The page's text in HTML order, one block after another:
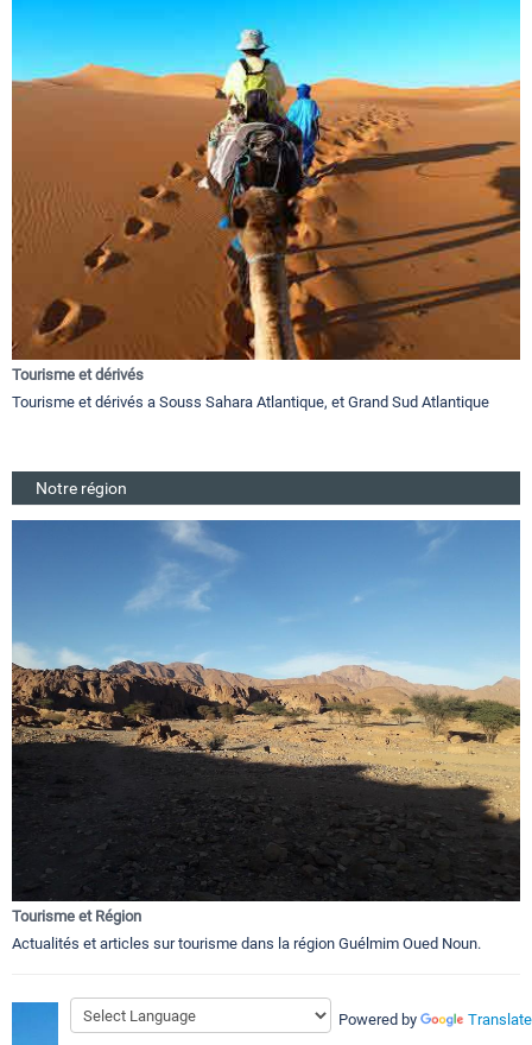
Tourisme et dérivés
Tourisme et dérivés a Souss Sahara Atlantique, et Grand Sud Atlantique
Notre région
Tourisme et Région
Actualités et articles sur tourisme dans la région Guélmim Oued Noun.
Powered by Translate